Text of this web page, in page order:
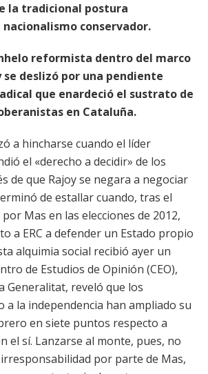
la tradicional postura
conservador.
reformista dentro del marco
deslizó por una pendiente
que enardeció el sustrato de
en Cataluña.
a hincharse cuando el líder
el «derecho a decidir» de los
de que Rajoy se negara a negociar
de estallar cuando, tras el
Mas en las elecciones de 2012,
a ERC a defender un Estado propio
alquimia social recibió ayer un
de Estudios de Opinión (CEO),
Generalitat, reveló que los
a la independencia han ampliado su
en siete puntos respecto a
el sí. Lanzarse al monte, pues, no
por parte de Mas,